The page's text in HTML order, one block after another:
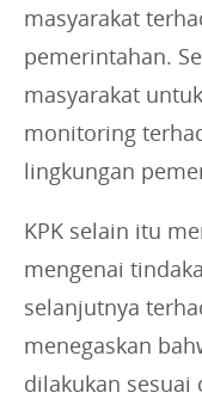
masyarakat
pemerintahan.
masyarakat
monitoring
lingkungan
KPK selain itu
mengenai
selanjutnya
menegaskan
dilakukan sesuai